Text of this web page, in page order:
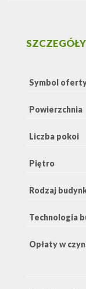
SZCZEGÓŁY
Symbol
Powierzchnia
Liczba pokoi
Piętro
Rodzaj
Technologia
Opłaty w